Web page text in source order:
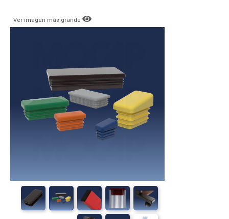
Ver imagen más grande